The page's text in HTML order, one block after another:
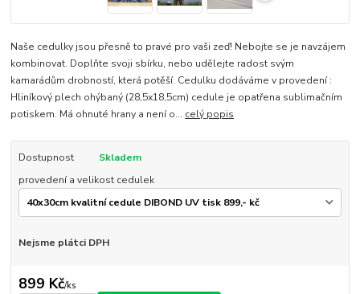
Naše cedulky jsou přesně to pravé pro vaši zeď! Nebojte se je navzájem
kombinovat. Doplňte svoji sbírku, nebo udělejte radost svým
kamarádům drobností, která potěší. Cedulku dodáváme v provedení :
Hliníkový plech ohýbaný (28,5x18,5cm) cedule je opatřena sublimačním
potiskem. Má ohnuté hrany a není o... celý popis
Dostupnost
Skladem
provedení a velikost cedulek
Nejsme plátci DPH
899 Kč/ks